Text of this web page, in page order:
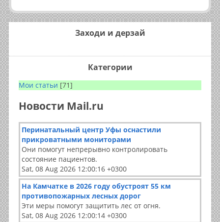
Заходи и дерзай
Категории
Мои статьи [71]
Новости Mail.ru
Перинатальный центр Уфы оснастили
прикроватными мониторами
Они помогут непрерывно контролировать
состояние пациентов.
Sat, 08 Aug 2026 12:00:16 +0300
На Камчатке в 2026 году обустроят 55 км
противопожарных лесных дорог
Эти меры помогут защитить лес от огня.
Sat, 08 Aug 2026 12:00:14 +0300